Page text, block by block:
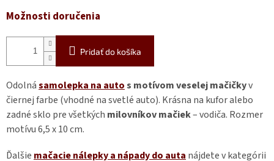
Možnosti doručenia
Pridať do košíka
Odolnásamolepka na autos motívom veselej mačičkyv
čiernej farbe (vhodné na svetlé auto). Krásna na kufor alebo
zadné sklo pre všetkých milovníkov mačiek– vodiča. Rozmer
motívu 6,5 x 10 cm.
Ďalšie mačacie nálepky a nápady do auta nájdete v kategórii